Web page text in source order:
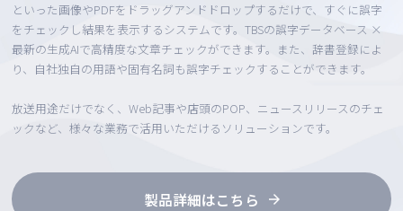
といった画像やPDFをドラッグアンドドロップするだけで、すぐに誤字
をチェックし結果を表示するシステムです。TBSの誤字データベース ×
最新の生成AIで高精度な文章チェックができます。また、辞書登録によ
り、自社独自の用語や固有名詞も誤字チェックすることができます。
放送用途だけでなく、Web記事や店頭のPOP、ニュースリリースのチェ
ックなど、様々な業務で活用いただけるソリューションです。
製品詳細はこちら